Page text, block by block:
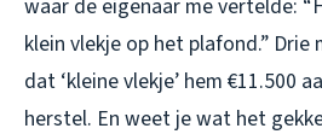
waar de eigenaar me vertelde:
klein vlekje op het plafond.”
dat ‘kleine vlekje’ hem €11.500
herstel. En weet je wat het